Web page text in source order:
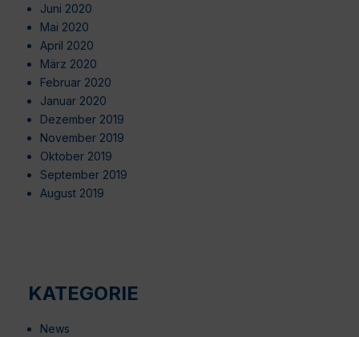
Juni 2020
Mai 2020
April 2020
März 2020
Februar 2020
Januar 2020
Dezember 2019
November 2019
Oktober 2019
September 2019
August 2019
KATEGORIE
News